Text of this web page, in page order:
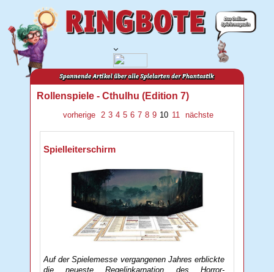
Rollenspiele - Cthulhu (Edition 7)
vorherige 2 3 4 5 6 7 8 9 10 11 nächste
Spielleiterschirm
Auf der Spielemesse vergangenen Jahres erblickte
die neueste Regelinkarnation des Horror-